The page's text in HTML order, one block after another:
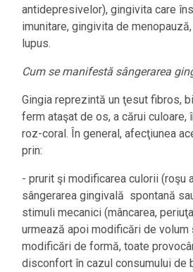
antidepresivelor), gingivita care
imunitare, gingivita de
lupus.
Cum se manifestă sângerarea
Gingia reprezintă un ţesut fibros,
ferm ataşat de os, a cărui culoare,
roz-coral. În general, afecţiunea
prin:
- prurit şi modificarea culorii (roşu
sângerarea gingivală spontană
stimuli mecanici (mâncarea,
urmează apoi modificări de
modificări de formă, toate
disconfort în cazul consumului de